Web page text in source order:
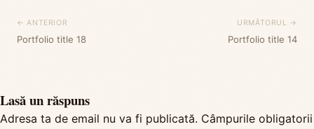
← ANTERIOR
Portfolio title 18
URMĂTORUL →
Portfolio title 14
Lasă un răspuns
Adresa ta de email nu va fi publicată. Câmpurile obligatorii